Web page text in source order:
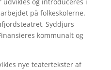
på folkeskolerne.
Syddjurs
kommunalt og
nye teatertekster af